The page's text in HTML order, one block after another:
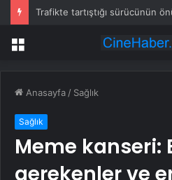
Trafikte tartıştığı sürücünün
Menü
Anasayfa / Sağlık
Sağlık
Meme kanseri:
gerekenler ve